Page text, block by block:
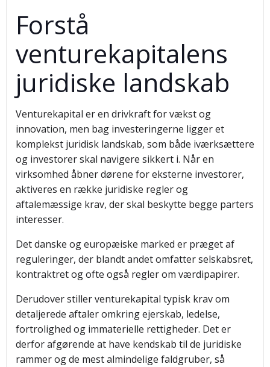
Forstå
venturekapitalens
juridiske landskab
Venturekapital er en drivkraft for vækst og
innovation, men bag investeringerne ligger et
komplekst juridisk landskab, som både iværksættere
og investorer skal navigere sikkert i. Når en
virksomhed åbner dørene for eksterne investorer,
aktiveres en række juridiske regler og
aftalemæssige krav, der skal beskytte begge parters
interesser.
Det danske og europæiske marked er præget af
reguleringer, der blandt andet omfatter selskabsret,
kontraktret og ofte også regler om værdipapirer.
Derudover stiller venturekapital typisk krav om
detaljerede aftaler omkring ejerskab, ledelse,
fortrolighed og immaterielle rettigheder. Det er
derfor afgørende at have kendskab til de juridiske
rammer og de mest almindelige faldgruber, så